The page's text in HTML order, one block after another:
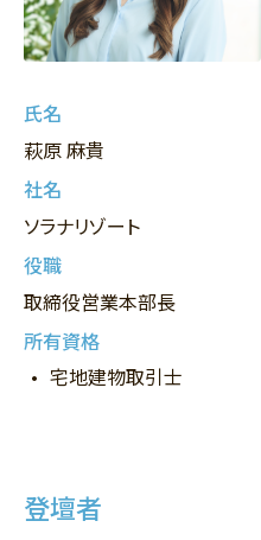
氏名
萩原 麻貴
社名
ソラナリゾート
役職
取締役営業本部長
所有資格
宅地建物取引士
登壇者